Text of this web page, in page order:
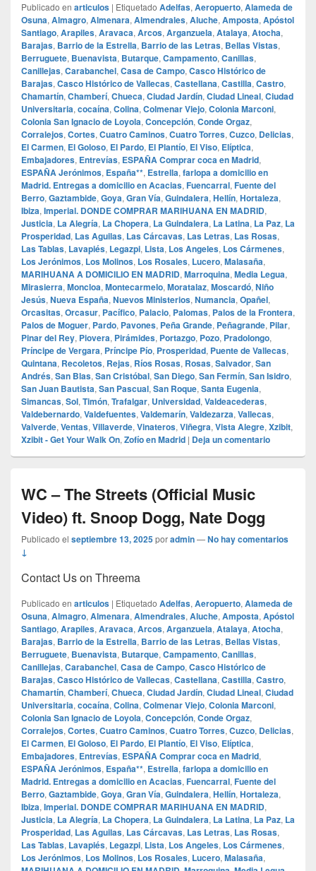
Publicado en articulos | Etiquetado Adelfas, Aeropuerto, Alameda de
Osuna, Almagro, Almenara, Almendrales, Aluche, Amposta, Apóstol
Santiago, Arapiles, Aravaca, Arcos, Arganzuela, Atalaya, Atocha,
Barajas, Barrio de la Estrella, Barrio de las Letras, Bellas Vistas,
Berruguete, Buenavista, Butarque, Campamento, Canillas,
Canillejas, Carabanchel, Casa de Campo, Casco Histórico de
Barajas, Casco Histórico de Vallecas, Castellana, Castilla, Castro,
Chamartín, Chamberí, Chueca, Ciudad Jardín, Ciudad Lineal, Ciudad
Universitaria, cocaína, Colina, Colmenar Viejo, Colonia Marconi,
Colonia San Ignacio de Loyola, Concepción, Conde Orgaz,
Corralejos, Cortes, Cuatro Caminos, Cuatro Torres, Cuzco, Delicias,
El Carmen, El Goloso, El Pardo, El Plantío, El Viso, Elíptica,
Embajadores, Entrevías, ESPAÑA Comprar coca en Madrid,
ESPAÑA Jerónimos, España**, Estrella, farlopa a domicilio en
Madrid. Entregas a domicilio en Acacias, Fuencarral, Fuente del
Berro, Gaztambide, Goya, Gran Vía, Guindalera, Hellín, Hortaleza,
Ibiza, Imperial. DONDE COMPRAR MARIHUANA EN MADRID,
Justicia, La Alegría, La Chopera, La Guindalera, La Latina, La Paz, La
Prosperidad, Las Aguilas, Las Cárcavas, Las Letras, Las Rosas,
Las Tablas, Lavapiés, Legazpi, Lista, Los Angeles, Los Cármenes,
Los Jerónimos, Los Molinos, Los Rosales, Lucero, Malasaña,
MARIHUANA A DOMICILIO EN MADRID, Marroquina, Media Legua,
Mirasierra, Moncloa, Montecarmelo, Moratalaz, Moscardó, Niño
Jesús, Nueva España, Nuevos Ministerios, Numancia, Opañel,
Orcasitas, Orcasur, Pacífico, Palacio, Palomas, Palos de la Frontera,
Palos de Moguer, Pardo, Pavones, Peña Grande, Peñagrande, Pilar,
Pinar del Rey, Piovera, Pirámides, Portazgo, Pozo, Pradolongo,
Príncipe de Vergara, Príncipe Pío, Prosperidad, Puente de Vallecas,
Quintana, Recoletos, Rejas, Ríos Rosas, Rosas, Salvador, San
Andrés, San Blas, San Cristóbal, San Diego, San Fermín, San Isidro,
San Juan Bautista, San Pascual, San Roque, Santa Eugenia,
Simancas, Sol, Timón, Trafalgar, Universidad, Valdeacederas,
Valdebernardo, Valdefuentes, Valdemarín, Valdezarza, Vallecas,
Valverde, Ventas, Villaverde, Vinateros, Viñegra, Vista Alegre, Xzibit,
Xzibit - Get Your Walk On, Zofío en Madrid | Deja un comentario
WC – The Streets (Official Music
Video) ft. Snoop Dogg, Nate Dogg
Publicado el septiembre 13, 2025poradmin—No hay comentarios
↓
Contact Us on Threema
Publicado en articulos | Etiquetado Adelfas, Aeropuerto, Alameda de
Osuna, Almagro, Almenara, Almendrales, Aluche, Amposta, Apóstol
Santiago, Arapiles, Aravaca, Arcos, Arganzuela, Atalaya, Atocha,
Barajas, Barrio de la Estrella, Barrio de las Letras, Bellas Vistas,
Berruguete, Buenavista, Butarque, Campamento, Canillas,
Canillejas, Carabanchel, Casa de Campo, Casco Histórico de
Barajas, Casco Histórico de Vallecas, Castellana, Castilla, Castro,
Chamartín, Chamberí, Chueca, Ciudad Jardín, Ciudad Lineal, Ciudad
Universitaria, cocaína, Colina, Colmenar Viejo, Colonia Marconi,
Colonia San Ignacio de Loyola, Concepción, Conde Orgaz,
Corralejos, Cortes, Cuatro Caminos, Cuatro Torres, Cuzco, Delicias,
El Carmen, El Goloso, El Pardo, El Plantío, El Viso, Elíptica,
Embajadores, Entrevías, ESPAÑA Comprar coca en Madrid,
ESPAÑA Jerónimos, España**, Estrella, farlopa a domicilio en
Madrid. Entregas a domicilio en Acacias, Fuencarral, Fuente del
Berro, Gaztambide, Goya, Gran Vía, Guindalera, Hellín, Hortaleza,
Ibiza, Imperial. DONDE COMPRAR MARIHUANA EN MADRID,
Justicia, La Alegría, La Chopera, La Guindalera, La Latina, La Paz, La
Prosperidad, Las Aguilas, Las Cárcavas, Las Letras, Las Rosas,
Las Tablas, Lavapiés, Legazpi, Lista, Los Angeles, Los Cármenes,
Los Jerónimos, Los Molinos, Los Rosales, Lucero, Malasaña,